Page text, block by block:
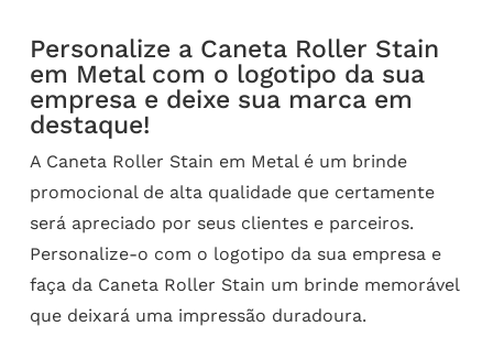
Personalize a Caneta Roller Stain
em Metal com o logotipo da sua
empresa e deixe sua marca em
destaque!
A Caneta Roller Stain em Metal é um brinde
promocional de alta qualidade que certamente
será apreciado por seus clientes e parceiros.
Personalize-o com o logotipo da sua empresa e
faça da Caneta Roller Stain um brinde memorável
que deixará uma impressão duradoura.